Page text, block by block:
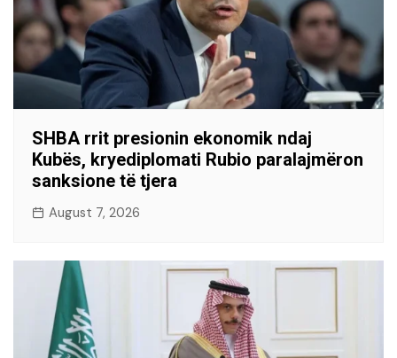
SHBA rrit presionin ekonomik ndaj
Kubës, kryediplomati Rubio paralajmëron
sanksione të tjera
August 7, 2026